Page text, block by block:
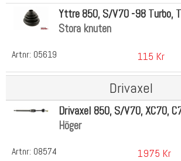
Artnr: 05619
Yttre 850, S/V70 -98 Turbo,
Stora knuten
115 Kr
Drivaxel
Artnr: 08574
Drivaxel 850, S/V70, XC70,
Höger
1975 Kr